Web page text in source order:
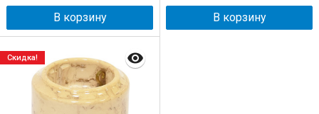
В корзину В корзину
Скидка!